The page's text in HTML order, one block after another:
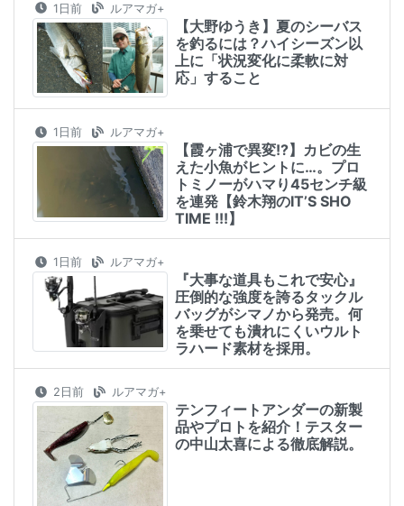
1日前 ルアマガ+
【大野ゆうき】夏のシーバス
を釣るには？ハイシーズン以
上に「状況変化に柔軟に対
応」すること
1日前 ルアマガ+
【霞ヶ浦で異変!?】カビの生
えた小魚がヒントに…。プロ
トミノーがハマり45センチ級
を連発【鈴木翔のIT’S SHO
TIME !!!】
1日前 ルアマガ+
『大事な道具もこれで安心』
圧倒的な強度を誇るタックル
バッグがシマノから発売。何
を乗せても潰れにくいウルト
ラハード素材を採用。
2日前 ルアマガ+
テンフィートアンダーの新製
品やプロトを紹介！テスター
の中山太喜による徹底解説。